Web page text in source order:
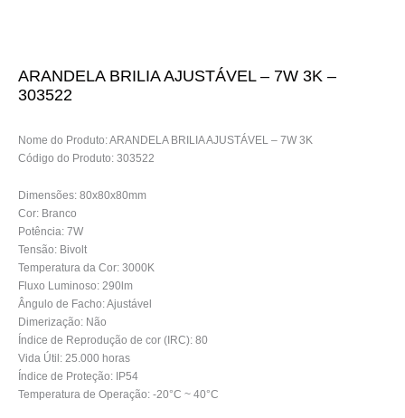
ARANDELA BRILIA AJUSTÁVEL – 7W 3K –
303522
Nome do Produto: ARANDELA BRILIA AJUSTÁVEL – 7W 3K
Código do Produto: 303522
Dimensões: 80x80x80mm
Cor: Branco
Potência: 7W
Tensão: Bivolt
Temperatura da Cor: 3000K
Fluxo Luminoso: 290lm
Ângulo de Facho: Ajustável
Dimerização: Não
Índice de Reprodução de cor (IRC): 80
Vida Útil: 25.000 horas
Índice de Proteção: IP54
Temperatura de Operação: -20°C ~ 40°C